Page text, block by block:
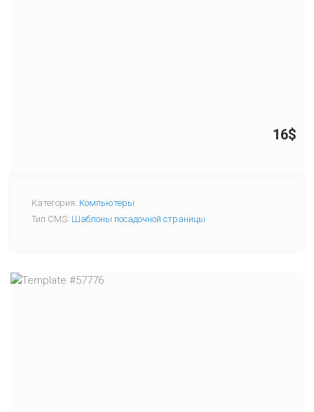
16$
Категория: Компьютеры
Тип CMS: Шаблоны посадочной страницы